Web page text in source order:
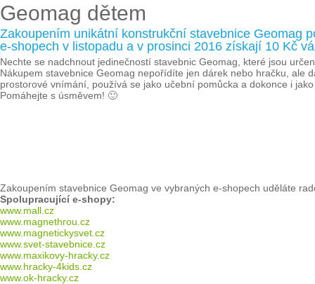
Geomag dětem
Zakoupením unikátní konstrukční stavebnice Geomag
e-shopech v listopadu a v prosinci 2016 získají 10 Kč
Nechte se nadchnout jedinečností stavebnic Geomag, které jsou
Nákupem stavebnice Geomag nepořídíte jen dárek nebo hračku, ale
prostorové vnímání, používá se jako učební pomůcka a dokonce i
Pomáhejte s úsměvem! 🙂
Zakoupením stavebnice Geomag ve vybraných e-shopech uděláte
Spolupracující e-shopy:
www.mall.cz
www.magnethrou.cz
www.magnetickysvet.cz
www.svet-stavebnice.cz
www.maxikovy-hracky.cz
www.hracky-4kids.cz
www.ok-hracky.cz